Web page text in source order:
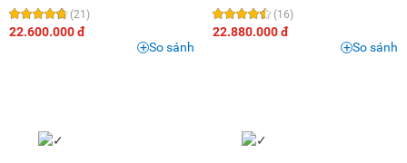
(21)
22.600.000 đ
So sánh
(16)
22.880.000 đ
So sánh